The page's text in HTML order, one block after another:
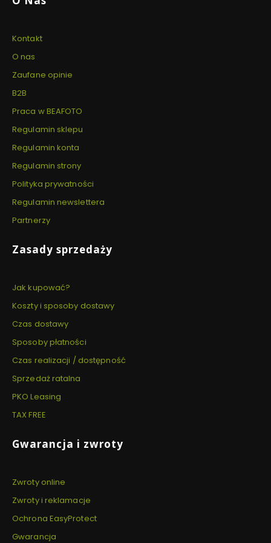
Kontakt
O nas
Zaufane opinie
B2B
Praca w BEAFOTO
Regulamin sklepu
Regulamin konta
Regulamin strony
Polityka prywatności
Regulamin newslettera
Partnerzy
Zasady sprzedaży
Jak kupować?
Koszty i sposoby dostawy
Czas dostawy
Sposoby płatności
Czas realizacji / dostępność
Sprzedaż ratalna
PKO Leasing
TAX FREE
Gwarancja i zwroty
Zwroty online
Zwroty i reklamacje
Ochrona EasyProtect
Gwarancja